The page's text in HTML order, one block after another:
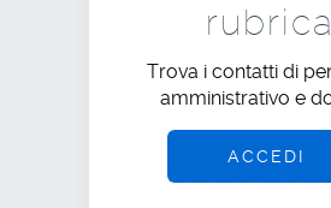
rubrica
Trova i contatti di
amministrativo e
ACCEDI